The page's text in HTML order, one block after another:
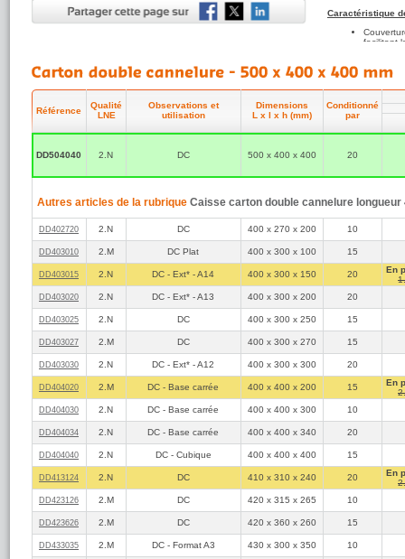
HAUVILLE
Site clair, facile à utiliser et complet.
Caractéristique
facilitant
Qualité
Pour expédier
Poids
site de La Poste.
Référence
Qualité
LNE
Observations et
utilisation
Dimensions
L x l x h (mm)
Conditionné
par
DD504040 2.N DC 500 x 400 x 400 20
Autres articles de la rubrique Caisse carton double cannelure longueur
DD402720 2.N DC 400 x 270 x 200 10
DD403010 2.M DC Plat 400 x 300 x 100 15
DD403015 2.N DC - Ext* - A14 400 x 300 x 150 20
En
DD403020 2.N DC - Ext* - A13 400 x 300 x 200 20
DD403025 2.N DC 400 x 300 x 250 15
DD403027 2.M DC 400 x 300 x 270 15
DD403030 2.N DC - Ext* - A12 400 x 300 x 300 20
DD404020 2.M DC - Base carrée 400 x 400 x 200 15
En
DD404030 2.N DC - Base carrée 400 x 400 x 300 10
DD404034 2.N DC - Base carrée 400 x 400 x 340 20
DD404040 2.N DC - Cubique 400 x 400 x 400 15
DD413124 2.N DC 410 x 310 x 240 20
En
DD423126 2.M DC 420 x 315 x 265 10
DD423626 2.M DC 420 x 360 x 260 15
DD433035 2.M DC - Format A3 430 x 300 x 350 10